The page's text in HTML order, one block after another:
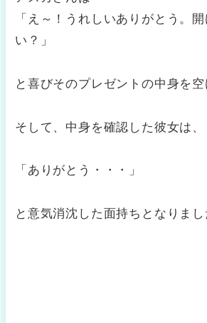
「え～！うれしいありがとう。
い？」
と喜びそのプレゼントの中身を空
そして、中身を確認した彼女は、
「ありがとう・・・」
と意気消沈した面持ちとなりまし